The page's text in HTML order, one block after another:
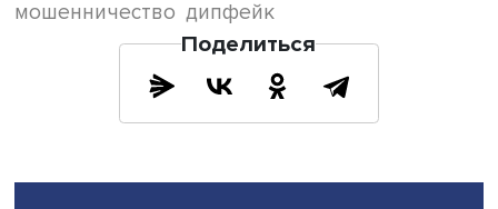
Если вам присылают голосовые сообщения, то
еще несколько, это позволит понять аутентичность. Не
торопиться и нервничать: нет необратимых ситуаций», —
отметила эксперт.
Можно также установить программы-защитники на